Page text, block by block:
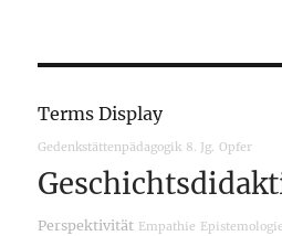
Terms Display
Gedenkstättenpädagogik 8. Jg. Opfer
Perspektivität Empathie Epistemologie